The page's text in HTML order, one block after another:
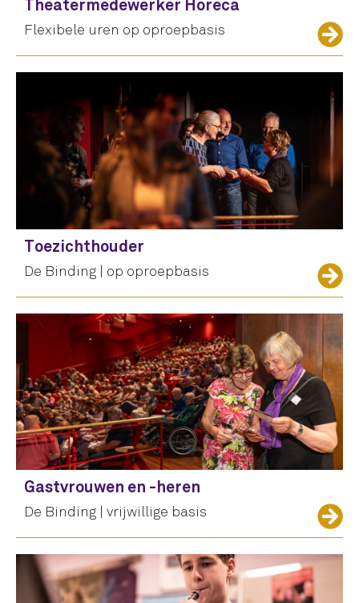
Theatermedewerker Horeca
Flexibele uren op oproepbasis
Toezichthouder
De Binding | op oproepbasis
Gastvrouwen en -heren
De Binding | vrijwillige basis